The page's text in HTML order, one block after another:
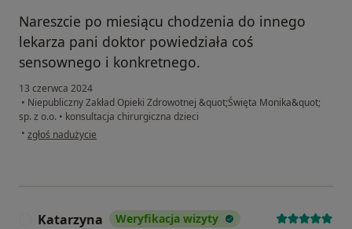
Nareszcie po miesiącu chodzenia do innego
lekarza pani doktor powiedziała coś
sensownego i konkretnego.
13 czerwca 2024
• Niepubliczny Zakład Opieki Zdrowotnej &quot;Święta Monika&quot;
sp. z o.o. • konsultacja chirurgiczna dzieci
• w opinii użytkownika E.Dz.
zgłoś nadużycie
Katarzyna Weryfikacja wizyty